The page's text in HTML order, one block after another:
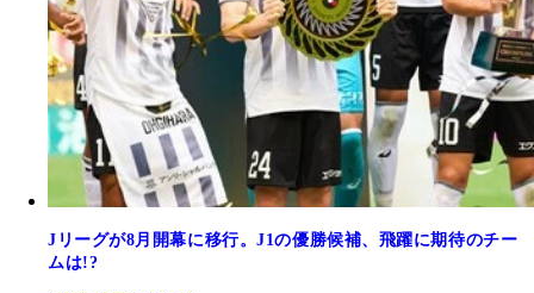
Jリーグが8月開幕に移行。J1の優勝候補、飛躍に期待のチー
ムは!?